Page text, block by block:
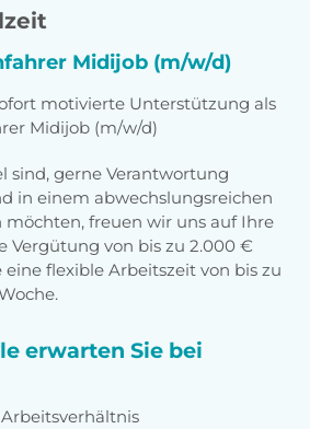
Midijob (m/w/d)
motivierte Unterstützung als
Midijob (m/w/d)
sind, gerne Verantwortung
in einem abwechslungsreichen
freuen wir uns auf Ihre
Vergütung von bis zu 2.000 €
eine flexible Arbeitszeit von bis zu
erwarten Sie bei